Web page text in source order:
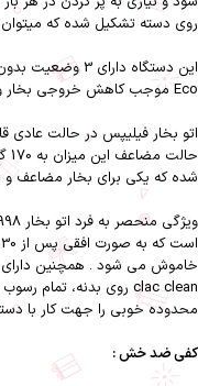
روی دسته تشکیل شده که
Eco موجب کاهش خروجی بخار و صرفه جویی در مصرف انرژی می شود.
شده که یکی برای بخار مضاعف و
خاموش می شود . همچنین
محدوده خوبی را جهت کار با
کفی ضد خش :